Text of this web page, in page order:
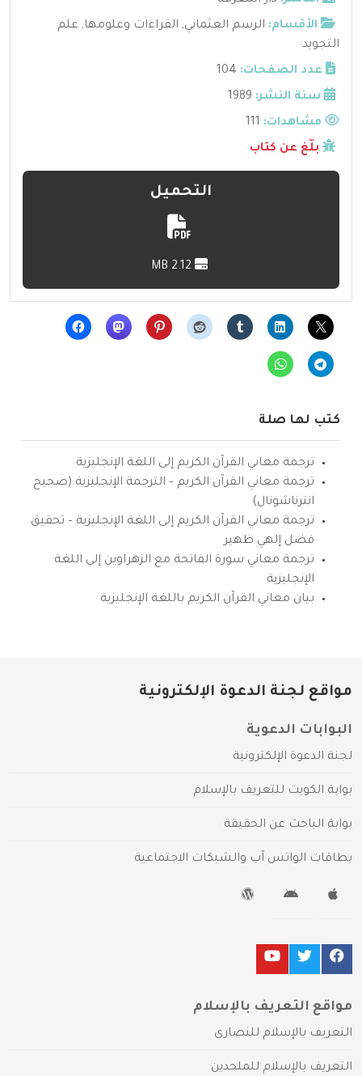
الأقسام: الرسم العثماني, القراءات وعلومها, علم
التجويد
عدد الصفحات: 104
سنة النشر: 1989
مشاهدات:
بلّغ عن كتاب
التحميل
كتب لها صلة
ترجمة معاني القرآن الكريم إلى اللغة الإنجليزية
ترجمة معاني القرآن الكريم – الترجمة الإنجليزية (صحيح
انترناشونال)
ترجمة معاني القرآن الكريم إلى اللغة الإنجليزية – تحقيق
فضل إلهي ظهير
ترجمة معاني سورة الفاتحة مع الزهراوين إلى اللغة
الإنجليزية
بيان معاني القرآن الكريم باللغة الإنجليزية
مواقع لجنة الدعوة الإلكترونية
البوابات الدعوية
لجنة الدعوة الإلكترونية
بوابة الكويت للتعريف بالإسلام
بوابة الباحث عن الحقيقة
بطاقات الواتس آب والشبكات الاجتماعية
مواقع التعريف بالإسلام
التعريف بالإسلام للنصارى
التعريف بالإسلام للملحدين